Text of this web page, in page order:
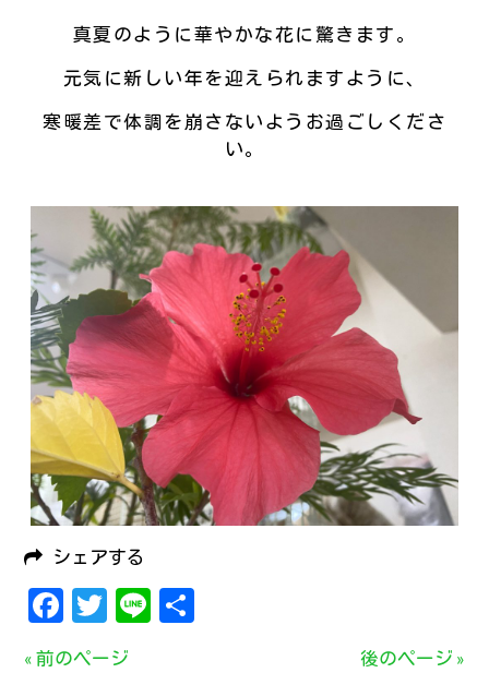
真夏のように華やかな花に驚きます。
元気に新しい年を迎えられますように、
寒暖差で体調を崩さないようお過ごしくださ
い。
シェアする
Facebook
Twitter
Line
« 前のページ 後のページ »